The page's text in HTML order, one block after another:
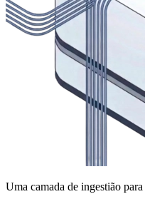
Uma camada de ingestião